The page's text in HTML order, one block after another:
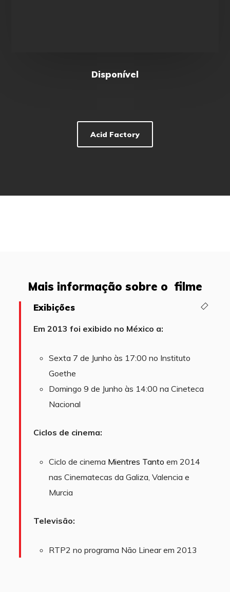
Disponível
Acid Factory
Mais informação sobre o filme
Exibições
Em 2013 foi exibido no México a:
Sexta 7 de Junho às 17:00 no Instituto
Goethe
Domingo 9 de Junho às 14:00 na Cineteca
Nacional
Ciclos de cinema:
Ciclo de cinema Mientres Tanto em 2014
nas Cinematecas da Galiza, Valencia e
Murcia
Televisão:
RTP2 no programa Não Linear em 2013